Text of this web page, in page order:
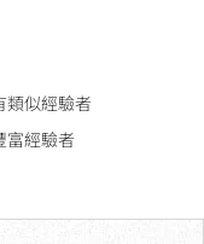
類似經驗者
富經驗者